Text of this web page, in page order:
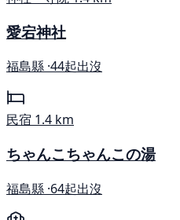
愛宕神社
福島縣 ·44起出沒
民宿 1.4 km
ちゃんこちゃんこの湯
福島縣 ·64起出沒